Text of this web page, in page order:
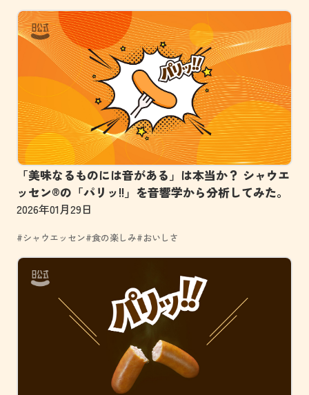
「美味なるものには音がある」は本当か？ シャウエ
ッセン®の「パリッ!!」を音響学から分析してみた。
2026年01月29日
#シャウエッセン#食の楽しみ#おいしさ